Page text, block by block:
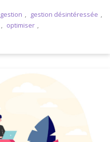
gestion , gestion désintéressée ,
, optimiser ,